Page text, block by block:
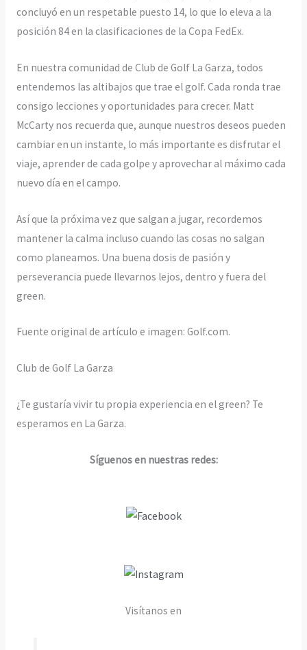
concluyó en un respetable puesto 14, lo que lo eleva a la
posición 84 en la clasificaciones de la Copa FedEx.
En nuestra comunidad de Club de Golf La Garza, todos
entendemos las altibajos que trae el golf. Cada ronda trae
consigo lecciones y oportunidades para crecer. Matt
McCarty nos recuerda que, aunque nuestros deseos pueden
cambiar en un instante, lo más importante es disfrutar el
viaje, aprender de cada golpe y aprovechar al máximo cada
nuevo día en el campo.
Así que la próxima vez que salgan a jugar, recordemos
mantener la calma incluso cuando las cosas no salgan
como planeamos. Una buena dosis de pasión y
perseverancia puede llevarnos lejos, dentro y fuera del
green.
Fuente original de artículo e imagen: Golf.com.
Club de Golf La Garza
¿Te gustaría vivir tu propia experiencia en el green? Te
esperamos en La Garza.
Síguenos en nuestras redes:
Visítanos en